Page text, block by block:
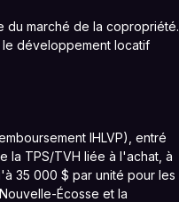
du marché de la copropriété.
développement locatif
IHLVP), entré
la TPS/TVH liée à l'achat, à
35 000 $ par unité pour les
Écosse et la